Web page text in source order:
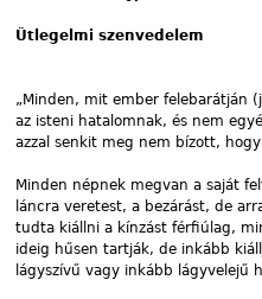
Ütlegelmi szenvedelem
„Minden, mit ember felebarátján
az isteni hatalomnak, és nem
azzal senkit meg nem bízott,
Minden népnek megvan a saját
láncra veretest, a bezárást, de
tudta kiállni a kínzást férfiúlag,
ideig hűsen tartják, de inkább
lágyszívű vagy inkább lágyvelejű